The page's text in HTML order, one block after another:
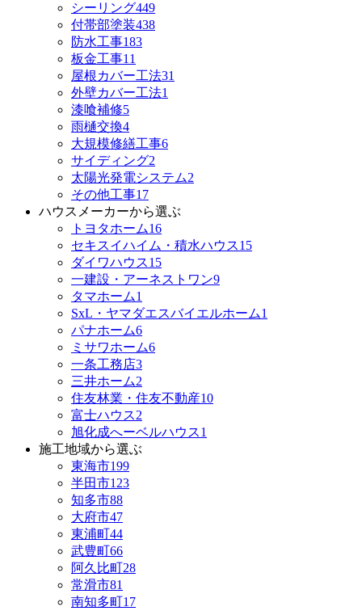
シーリング449
付帯部塗装438
防水工事183
板金工事11
屋根カバー工法31
外壁カバー工法1
漆喰補修5
雨樋交換4
大規模修繕工事6
サイディング2
太陽光発電システム2
その他工事17
ハウスメーカーから選ぶ
トヨタホーム16
セキスイハイム・積水ハウス15
ダイワハウス15
一建設・アーネストワン9
タマホーム1
SxL・ヤマダエスバイエルホーム1
パナホーム6
ミサワホーム6
一条工務店3
三井ホーム2
住友林業・住友不動産10
富士ハウス2
旭化成へーベルハウス1
施工地域から選ぶ
東海市199
半田市123
知多市88
大府市47
東浦町44
武豊町66
阿久比町28
常滑市81
南知多町17